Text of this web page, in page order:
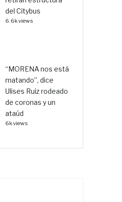
del Citybus
6.6k views
“MORENA nos está
matando”, dice
Ulises Ruiz rodeado
de coronas y un
ataúd
6k views